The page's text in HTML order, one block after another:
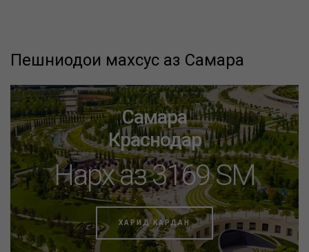
Пешниҳодҳои махсус аз Самара
Самара
Краснодар
Нарх аз 3169 SM
ХАРИД КАРДАН